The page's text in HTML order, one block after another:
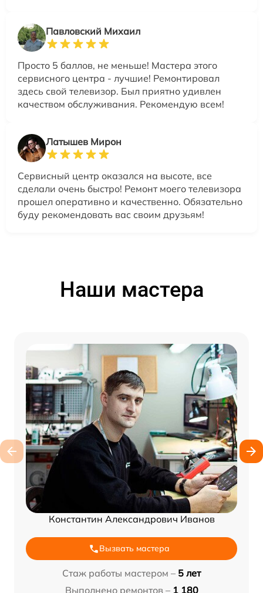
Павловский Михаил
Просто 5 баллов, не меньше! Мастера этого
сервисного центра - лучшие! Ремонтировал
здесь свой телевизор. Был приятно удивлен
качеством обслуживания. Рекомендую всем!
Латышев Мирон
Сервисный центр оказался на высоте, все
сделали очень быстро! Ремонт моего телевизора
прошел оперативно и качественно. Обязательно
буду рекомендовать вас своим друзьям!
Наши мастера
Константин Александрович Иванов
Вызвать мастера
Стаж работы мастером – 5 лет
Выполнено ремонтов – 1 180